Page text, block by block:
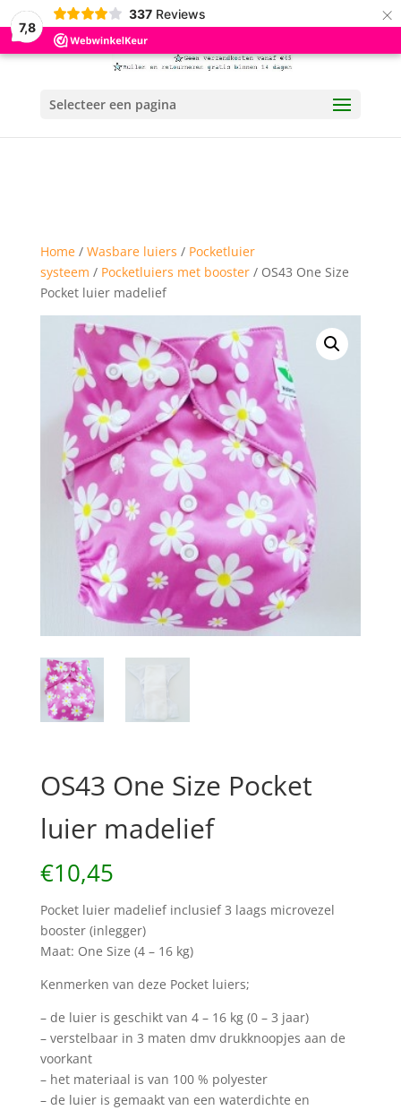
7,8
337 Reviews ×
Selecteer een pagina
Home/ Wasbare luiers / Pocketluier
systeem / Pocketluiers met booster/ OS43 One Size
Pocket luier madelief
OS43 One Size Pocket
luier madelief
€10,45
Pocket luier madelief inclusief 3 laags microvezel
booster (inlegger)
Maat: One Size (4 – 16 kg)
Kenmerken van deze Pocket luiers;
– de luier is geschikt van 4 – 16 kg (0 – 3 jaar)
– verstelbaar in 3 maten dmv drukknoopjes aan de
voorkant
– het materiaal is van 100 % polyester
– de luier is gemaakt van een waterdichte en